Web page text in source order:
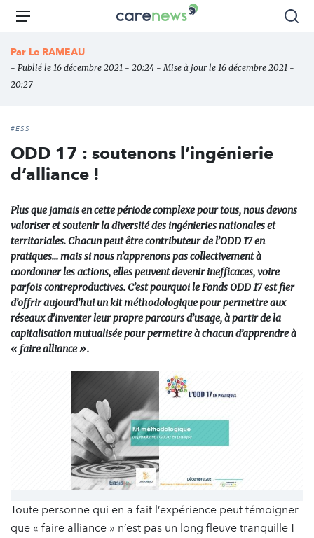
Aller
principal
Carenews,
des
Menu
Par Le RAMEAU
- Publié le 16 décembre 2021 - 20:24 - Mise à jour le 16 décembre 2021 -
20:27
#ESS
ODD 17 : soutenons l’ingénierie
d’alliance !
Plus que jamais en cette période complexe pour tous, nous devons
valoriser et soutenir la diversité des ingénieries nationales et
territoriales. Chacun peut être contributeur de l’ODD 17 en
pratiques… mais si nous n’apprenons pas collectivement à
coordonner les actions, elles peuvent devenir inefficaces, voire
parfois contreproductives. C’est pourquoi le Fonds ODD 17 est fier
d’offrir aujourd’hui un kit méthodologique pour permettre aux
réseaux d’inventer leur propre parcours d’usage, à partir de la
capitalisation mutualisée pour permettre à chacun d’apprendre à
« faire alliance ».
Toute personne qui en a fait l’expérience peut témoigner
que « faire alliance » n’est pas un long fleuve tranquille !